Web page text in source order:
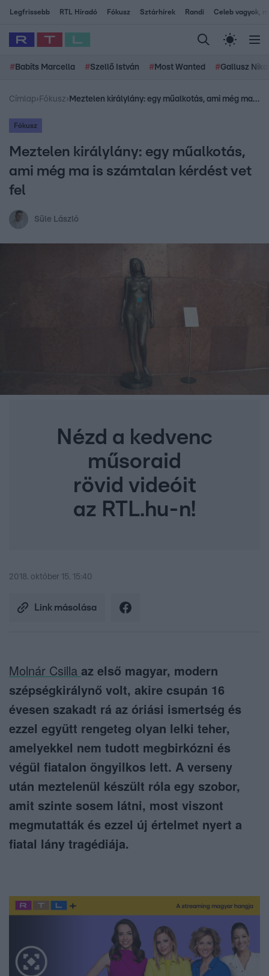
Legfrissebb RTL Híradó Fókusz Sztárhírek Randi Celeb vagyok,
# Babits Marcella #Szellő István # Most Wanted #Gallusz
Címlap› Fókusz› Meztelen királylány: egy műalkotás, ami még ma is számtalan kérdést vet fel
Fókusz
Meztelen királylány: egy műalkotás,
ami még ma is számtalan kérdést vet
fel
Süle László
Nézd a kedvenc
műsoraid
rövid videóit
az RTL.hu-n!
2018. október 15. 15:40
Link másolása
Molnár Csilla az első magyar, modern
szépségkirálynő volt, akire csupán 16
évesen szakadt rá az óriási ismertség és
ezzel együtt rengeteg olyan lelki teher,
amelyekkel nem tudott megbirkózni és
végül fiatalon öngyilkos lett. A verseny
után meztelenül készült róla egy szobor,
amit szinte sosem látni, most viszont
megmutatták és ezzel új értelmet nyert a
fiatal lány tragédiája.